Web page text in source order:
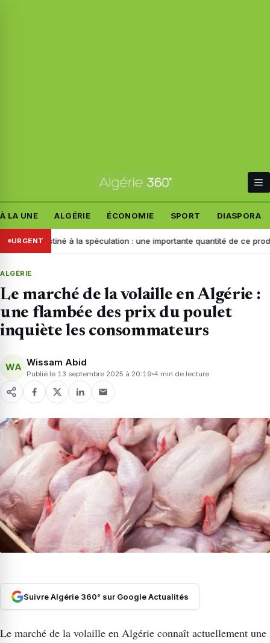
À LA UNE ALGÉRIE ÉCONOMIE SPORT DIASPORA
URGENTà la spéculation : une importante quantité de ce produit saisie
ALGÉRIE
Le marché de la volaille en Algérie :
une flambée des prix du poulet
inquiète les consommateurs
WA Wissam Abid
Publié le 13 septembre 2025 à 20:19 4 min de lecture
Suivre Algérie 360° sur Google Actualités
Le marché de la volaille en Algérie connaît actuellement une